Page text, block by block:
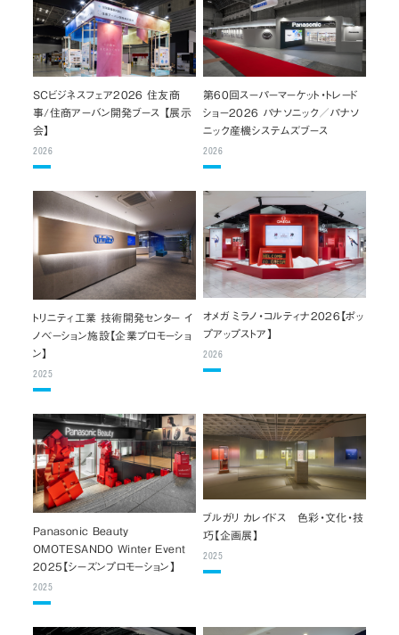
SCビジネスフェア2026 住友商
事/住商アーバン開発ブース 【展示
会】
2026
第60回スーパーマーケット・トレード
ショー2026 パナソニック／パナソ
ニック産機システムズブース
2026
トリニティ工業 技術開発センター イ
ノベーション施設【企業プロモーショ
ン】
2025
オメガ ミラノ・コルティナ2026【ポッ
プアップストア】
2026
Panasonic Beauty
OMOTESANDO Winter Event
2025【シーズンプロモーション】
2025
ブルガリ カレイドス 色彩・文化・技
巧【企画展】
2025